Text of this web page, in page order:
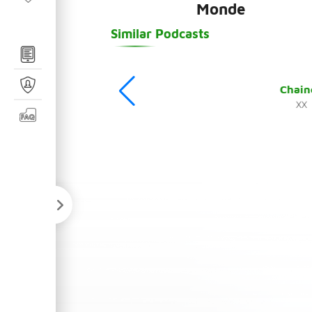
Monde
Similar Podcasts
XX